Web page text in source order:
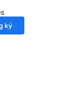
ký